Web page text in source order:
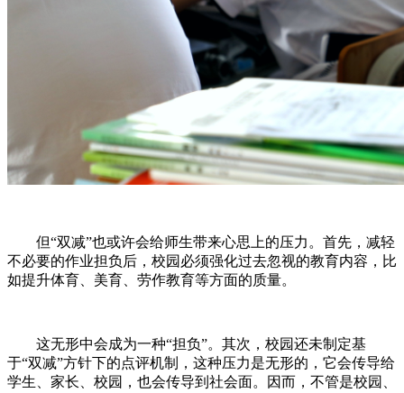
但“双减”也或许会给师生带来心思上的压力。首先，减轻
不必要的作业担负后，校园必须强化过去忽视的教育内容，比
如提升体育、美育、劳作教育等方面的质量。
这无形中会成为一种“担负”。其次，校园还未制定基
于“双减”方针下的点评机制，这种压力是无形的，它会传导给
学生、家长、校园，也会传导到社会面。因而，不管是校园、